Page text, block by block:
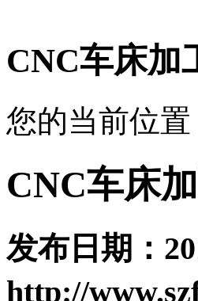
CNC车床加
您的当前位置
CNC车床
发布日期：
http://